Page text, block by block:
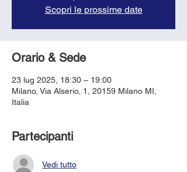
Scopri le prossime date
Orario & Sede
23 lug 2025, 18:30 – 19:00
Milano, Via Alserio, 1, 20159 Milano MI,
Italia
Partecipanti
Vedi tutto